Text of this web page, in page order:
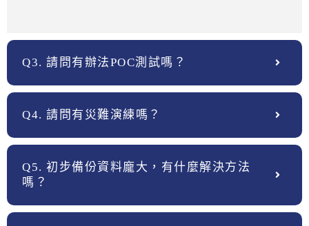
Q3. 請問有辦法POC測試嗎？
Q4. 請問有災難演練嗎？
Q5. 初步備份資料龐大，有什麼解決方法
嗎？